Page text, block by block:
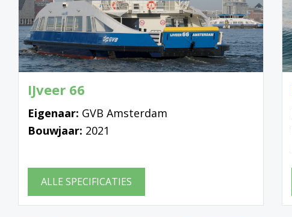
IJveer 66
Eigenaar: GVB Amsterdam
Bouwjaar: 2021
ALLE SPECIFICATIES